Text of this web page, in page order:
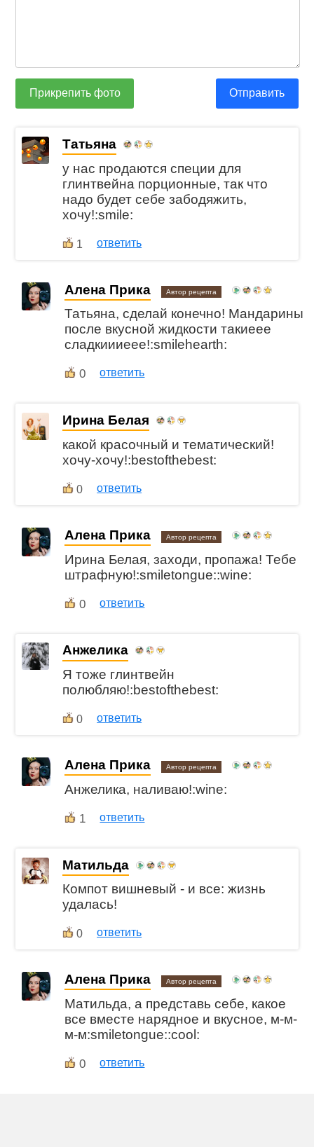
Прикрепить фото Отправить
Татьяна
у нас продаются специи для
глинтвейна порционные, так что
надо будет себе забодяжить,
хочу!:smile:
1 ответить
Алена Прика Автор рецепта
Татьяна, сделай конечно! Мандарины
после вкусной жидкости такиеее
сладкиииеее!:smilehearth:
0 ответить
Ирина Белая
какой красочный и тематический!
хочу-хочу!:bestofthebest:
0 ответить
Алена Прика Автор рецепта
Ирина Белая, заходи, пропажа! Тебе
штрафную!:smiletongue::wine:
0 ответить
Анжелика
Я тоже глинтвейн
полюбляю!:bestofthebest:
0 ответить
Алена Прика Автор рецепта
Анжелика, наливаю!:wine:
1 ответить
Матильда
Компот вишневый - и все: жизнь
удалась!
0 ответить
Алена Прика Автор рецепта
Матильда, а представь себе, какое
все вместе нарядное и вкусное, м-м-
м-м:smiletongue::cool:
0 ответить